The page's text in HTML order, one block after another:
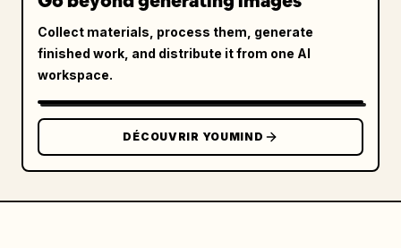
实习生" et un visage griffonné ludique à côté.
En arrière-plan à droite, épinglez 3 notes de
bureau : 1 fiche de profil de stagiaire style
presse-papiers intitulée "实习生档案" avec
plusieurs lignes de texte de profil en
chinois et une signature manuscrite, 1
tableau de liste de contrôle intitulé "今日待
Collect materials, process them, generate
finished work, and distribute it from one AI
workspace.
DÉCOUVRIR YOUMIND